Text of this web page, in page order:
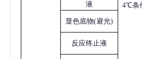
4℃条
液
显色底物(避光)
反应终止液